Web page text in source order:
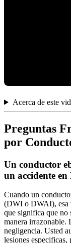
Acerca de este
Preguntas
por
Un conductor
un accidente
Cuando un
(DWI o DWAI), esa
que significa que no
manera irrazonable.
negligencia. Usted
lesiones especificas,